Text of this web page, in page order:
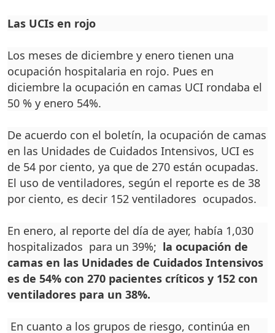
Las UCIs en rojo
Los meses de diciembre y enero tienen una
ocupación hospitalaria en rojo. Pues en
diciembre la ocupación en camas UCI rondaba el
50 % y enero 54%.
De acuerdo con el boletín, la ocupación de camas
en las Unidades de Cuidados Intensivos, UCI es
de 54 por ciento, ya que de 270 están ocupadas.
El uso de ventiladores, según el reporte es de 38
por ciento, es decir 152 ventiladores ocupados.
En enero, al reporte del día de ayer, había 1,030
hospitalizados para un 39%; la ocupación de
camas en las Unidades de Cuidados Intensivos
es de 54% con 270 pacientes críticos y 152 con
ventiladores para un 38%.
En cuanto a los grupos de riesgo, continúa en